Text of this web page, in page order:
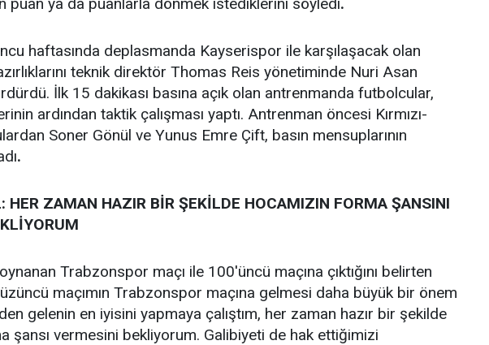
haftasında deplasmanda Kayserispor ile karşılaşacak olan
teknik direktör Thomas Reis yönetiminde Nuri Asan
İlk 15 dakikası basına açık olan antrenmanda futbolcular,
ardından taktik çalışması yaptı. Antrenman öncesi Kırmızı-
Soner Gönül ve Yunus Emre Çift, basın mensuplarının
.
HER ZAMAN HAZIR BİR ŞEKİLDE HOCAMIZIN FORMA ŞANSINI
Trabzonspor maçı ile 100'üncü maçına çıktığını belirten
maçımın Trabzonspor maçına gelmesi daha büyük bir önem
gelenin en iyisini yapmaya çalıştım, her zaman hazır bir şekilde
şansı vermesini bekliyorum. Galibiyeti de hak ettiğimizi